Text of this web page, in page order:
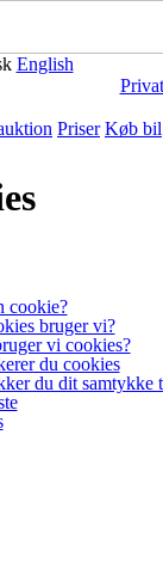
English
Privat
Priser Køb bil
cookie?
bruger vi?
vi cookies?
du cookies
du dit samtykke